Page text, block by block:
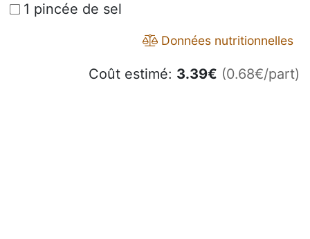
1 pincée de sel
Données nutritionnelles
Coût estimé: 3.39€ (0.68€/part)